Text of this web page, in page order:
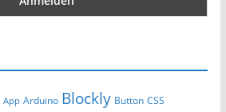
App Arduino Blockly Button CSS